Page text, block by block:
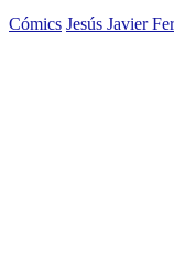
Cómics Jesús Javier